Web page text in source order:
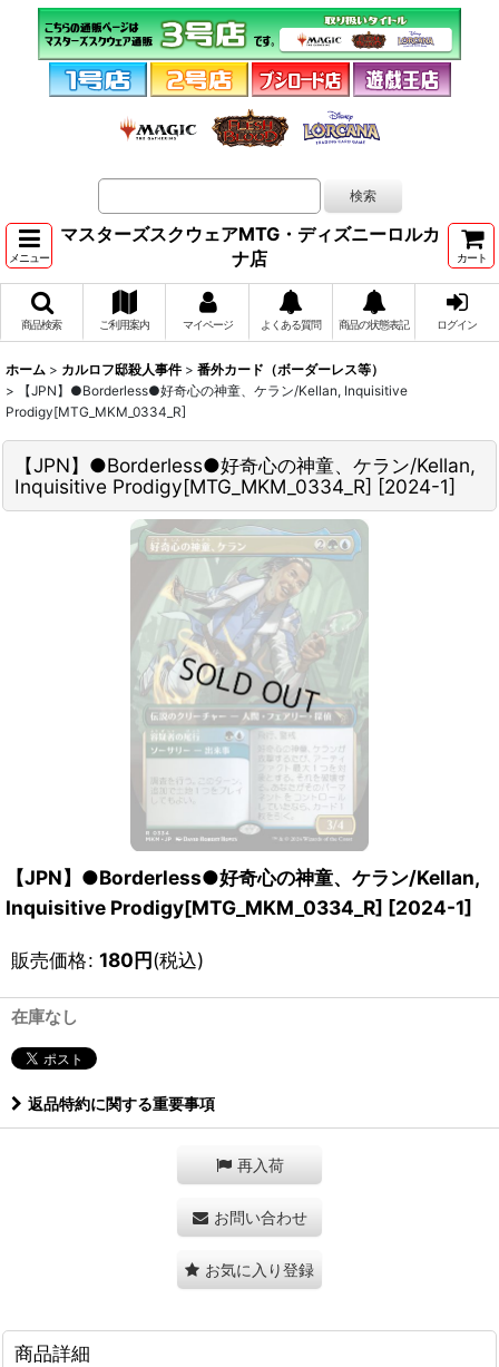
メニュー
マスターズスクウェアMTG・ディズニーロルカ
ナ店
カート
商品検索 ご利用案内 マイページ よくある質問 商品の状態表記 ログイン
ホーム > カルロフ邸殺人事件 > 番外カード（ボーダーレス等）
>
【JPN】●Borderless●好奇心の神童、ケラン/Kellan, Inquisitive
Prodigy[MTG_MKM_0334_R]
【JPN】●Borderless●好奇心の神童、ケラン/Kellan,
Inquisitive Prodigy[MTG_MKM_0334_R] [2024-1]
【JPN】●Borderless●好奇心の神童、ケラン/Kellan,
Inquisitive Prodigy[MTG_MKM_0334_R] [2024-1]
販売価格: 180円(税込)
在庫なし
返品特約に関する重要事項
再入荷
お問い合わせ
お気に入り登録
商品詳細